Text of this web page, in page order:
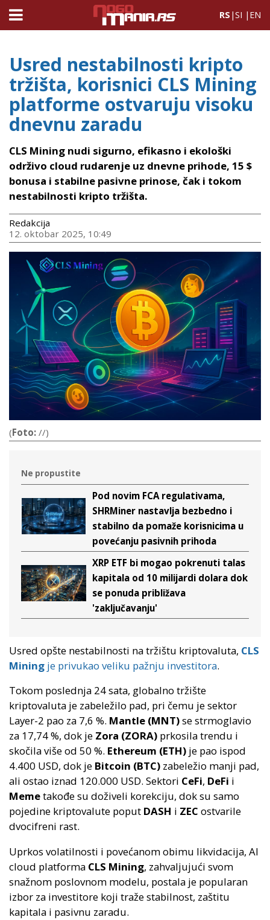
RS |SI | EN
Usred nestabilnosti kripto
tržišta, korisnici CLS Mining
platforme ostvaruju visoku
dnevnu zaradu
CLS Mining nudi sigurno, efikasno i ekološki
održivo cloud rudarenje uz dnevne prihode, 15 $
bonusa i stabilne pasivne prinose, čak i tokom
nestabilnosti kripto tržišta.
Redakcija
12. oktobar 2025, 10:49
(Foto: //)
Ne propustite
Pod novim FCA regulativama,
SHRMiner nastavlja bezbedno i
stabilno da pomaže korisnicima u
povećanju pasivnih prihoda
XRP ETF bi mogao pokrenuti talas
kapitala od 10 milijardi dolara dok
se ponuda približava
'zaključavanju'
Usred opšte nestabilnosti na tržištu kriptovaluta, CLS
Mining je privukao veliku pažnju investitora.
Tokom poslednja 24 sata, globalno tržište
kriptovaluta je zabeležilo pad, pri čemu je sektor
Layer-2 pao za 7,6 %. Mantle (MNT)se strmoglavio
za 17,74 %, dok je Zora (ZORA) prkosila trendu i
skočila više od 50 %. Ethereum (ETH) je pao ispod
4.400 USD, dok je Bitcoin (BTC) zabeležio manji pad,
ali ostao iznad 120.000 USD. Sektori CeFi, DeFi i
Memetakođe su doživeli korekciju, dok su samo
pojedine kriptovalute poput DASH i ZEC ostvarile
dvocifreni rast.
Uprkos volatilnosti i povećanom obimu likvidacija, AI
cloud platforma CLS Mining, zahvaljujući svom
snažnom poslovnom modelu, postala je popularan
izbor za investitore koji traže stabilnost, zaštitu
kapitala i pasivnu zaradu.